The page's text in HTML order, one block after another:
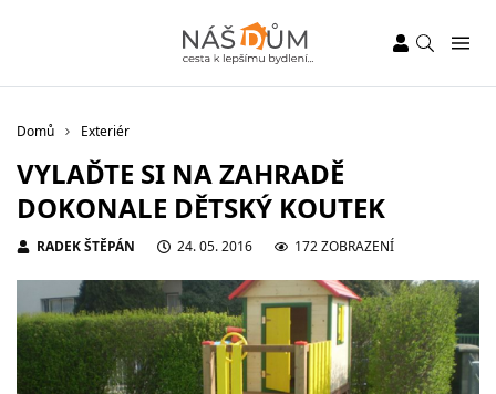
Domů Exteriér
VYLAĎTE SI NA ZAHRADĚ
DOKONALE DĚTSKÝ KOUTEK
RADEK ŠTĚPÁN 24. 05. 2016 172 ZOBRAZENÍ